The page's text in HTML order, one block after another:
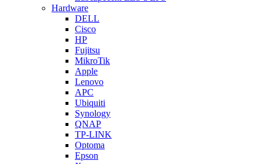
Hardware
DELL
Cisco
HP
Fujitsu
MikroTik
Apple
Lenovo
APC
Ubiquiti
Synology
QNAP
TP-LINK
Optoma
Epson